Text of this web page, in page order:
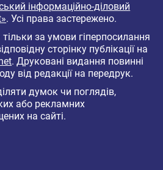
інформаційно-діловий
. Усі права застережено.
за умови гіперпосилання
сторінку публікації на
. Друковані видання повинні
від редакції на передрук.
думок чи поглядів,
або рекламних
на сайті.